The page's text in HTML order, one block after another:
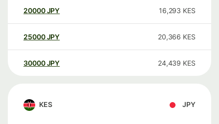
20000 JPY 16,293 KES
25000 JPY 20,366 KES
30000 JPY 24,439 KES
KES JPY